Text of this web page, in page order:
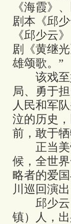
《海霞》
剧本《邱
《邱少云
剧《黄继
雄颂歌。”
该戏至始
局、勇于
人民和军
泣的历史
前，敢于
正当美帝
候，全世
略者的爱
川巡回演
邱少云，
镇）人，